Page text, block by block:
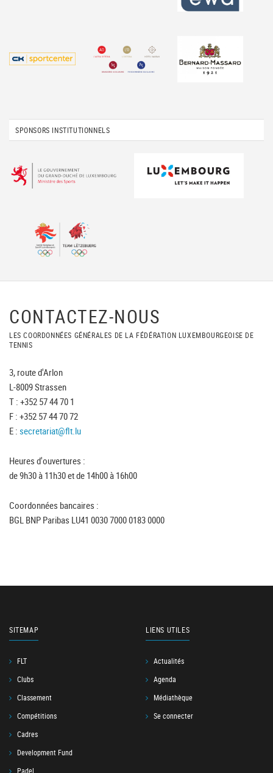
SPONSORS INSTITUTIONNELS
CONTACTEZ-NOUS
LES COORDONNÉES GÉNÉRALES DE LA FÉDÉRATION LUXEMBOURGEOISE DE
TENNIS
3, route d'Arlon
L-8009 Strassen
T : +352 57 44 70 1
F : +352 57 44 70 72
E : secretariat@flt.lu
Heures d'ouvertures :
de 9h30 à 11h30 et de 14h00 à 16h00
Coordonnées bancaires :
BGL BNP Paribas LU41 0030 7000 0183 0000
SITEMAP
FLT
Clubs
Classement
Compétitions
Cadres
Development Fund
Padel
LIENS UTILES
Actualités
Agenda
Médiathèque
Se connecter